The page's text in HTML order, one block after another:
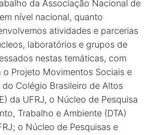
da Associação Nacional de
nível nacional, quanto
atividades e parcerias
laboratórios e grupos de
nestas temáticas, com
o Projeto Movimentos Sociais e
do Colégio Brasileiro de Altos
da UFRJ, o Núcleo de Pesquisa
Trabalho e Ambiente (DTA)
o Núcleo de Pesquisas e